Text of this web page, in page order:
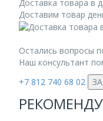
Доставка товара в
Доставим товар
Остались вопросы
Наш консультант
+7 812 740 68 02